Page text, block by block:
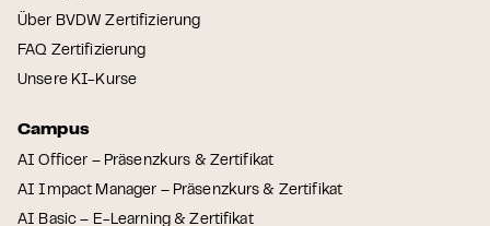
Über BVDW Zertifizierung
FAQ Zertifizierung
Unsere KI-Kurse
Campus
AI Officer – Präsenzkurs & Zertifikat
AI Impact Manager – Präsenzkurs & Zertifikat
AI Basic – E-Learning & Zertifikat